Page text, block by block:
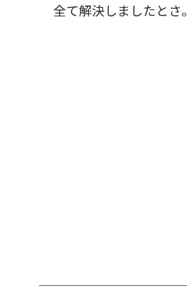
全て解決しましたとさ。